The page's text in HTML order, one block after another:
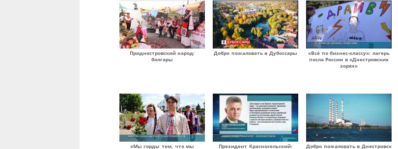
Приднестровский народ:
болгары
Добро пожаловать в Дубоссары
«Всё по бизнес-классу»: лагерь
посла России в «Днестровских
зорях»
«Мы горды тем, что мы
Президент Красносельский:
Добро пожаловать в Днестровск